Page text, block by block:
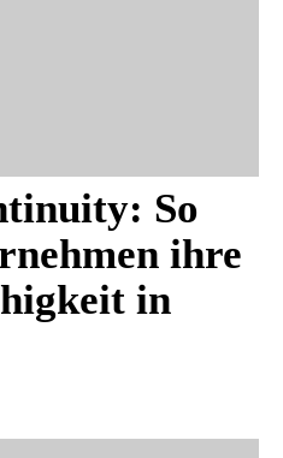
So
ihre
in